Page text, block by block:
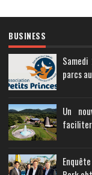
BUSINESS
parcs
Un
faciliter